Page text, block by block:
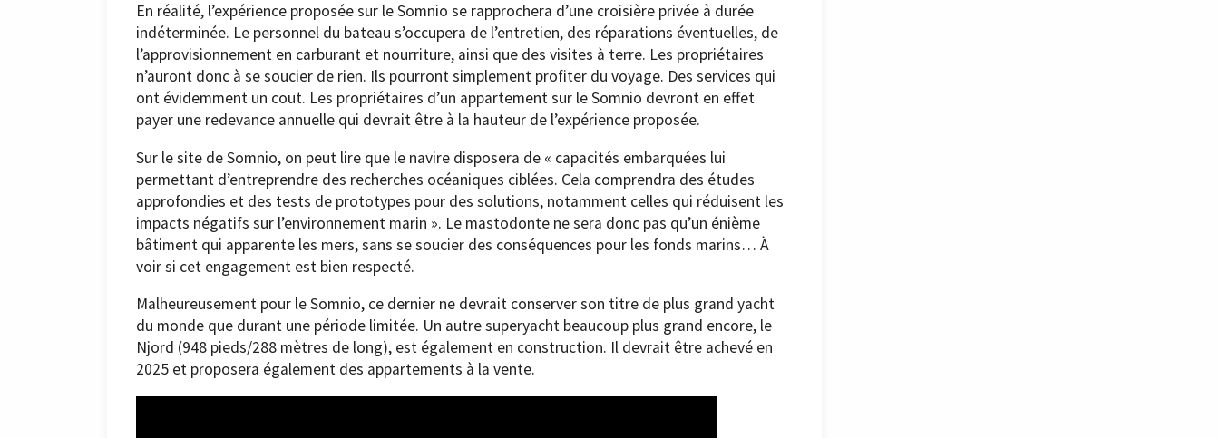
En réalité, l’expérience proposée sur le Somnio se rapprochera d’une croisière privée à durée
indéterminée. Le personnel du bateau s’occupera de l’entretien, des réparations éventuelles, de
l’approvisionnement en carburant et nourriture, ainsi que des visites à terre. Les propriétaires
n’auront donc à se soucier de rien. Ils pourront simplement profiter du voyage. Des services qui
ont évidemment un cout. Les propriétaires d’un appartement sur le Somnio devront en effet
payer une redevance annuelle qui devrait être à la hauteur de l’expérience proposée.
Sur le site de Somnio, on peut lire que le navire disposera de « capacités embarquées lui
permettant d’entreprendre des recherches océaniques ciblées. Cela comprendra des études
approfondies et des tests de prototypes pour des solutions, notamment celles qui réduisent les
impacts négatifs sur l’environnement marin ». Le mastodonte ne sera donc pas qu’un énième
bâtiment qui apparente les mers, sans se soucier des conséquences pour les fonds marins… À
voir si cet engagement est bien respecté.
Malheureusement pour le Somnio, ce dernier ne devrait conserver son titre de plus grand yacht
du monde que durant une période limitée. Un autre superyacht beaucoup plus grand encore, le
Njord (948 pieds/288 mètres de long), est également en construction. Il devrait être achevé en
2025 et proposera également des appartements à la vente.